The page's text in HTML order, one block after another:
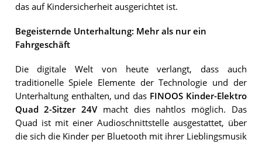
das auf Kindersicherheit ausgerichtet ist.
Begeisternde Unterhaltung: Mehr als nur ein
Fahrgeschäft
Die digitale Welt von heute verlangt, dass auch
traditionelle Spiele Elemente der Technologie und der
Unterhaltung enthalten, und das FINOOS Kinder-Elektro
Quad 2-Sitzer 24Vmacht dies nahtlos möglich. Das
Quad ist mit einer Audioschnittstelle ausgestattet, über
die sich die Kinder per Bluetooth mit ihrer Lieblingsmusik